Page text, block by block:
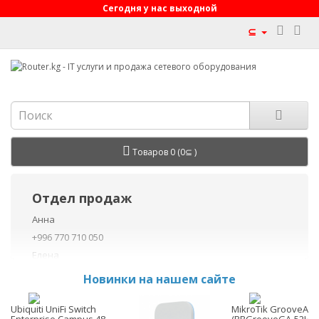
Сегодня у нас выходной
⊆
Товаров 0 (0⊆ )
Отдел продаж
Анна
+996 770 710 050
Елена
+996 770 710 040
+996 755 710 050
Данил
Новинки на нашем сайте
Ubiquiti UniFi Switch MikroTik GrooveA